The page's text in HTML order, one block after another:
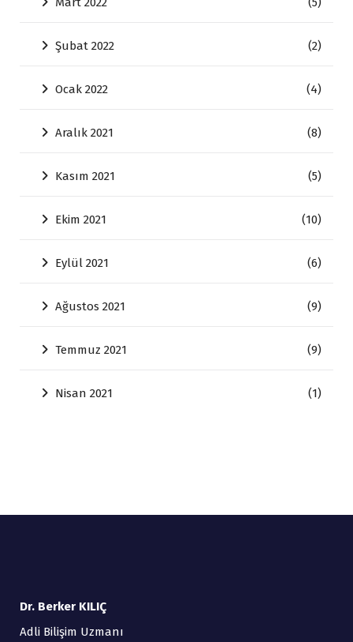
Şubat 2022 (2)
Ocak 2022 (4)
Aralık 2021 (8)
Kasım 2021 (5)
Ekim 2021 (10)
Eylül 2021 (6)
Ağustos 2021 (9)
Temmuz 2021 (9)
Nisan 2021 (1)
Dr. Berker KILIÇ
Adli Bilişim Uzmanı